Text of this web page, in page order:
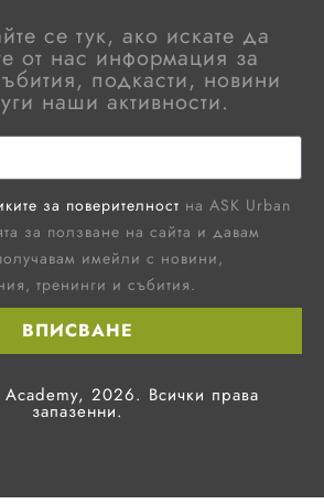
се тук, ако искате да
от нас информация за
подкасти, новини
наши активности.
за поверителност на ASK Urban
за ползване на сайта и давам
имейли с новини,
тренинги и събития.
ВПИСВАНЕ
2026. Всички права
запазенни.